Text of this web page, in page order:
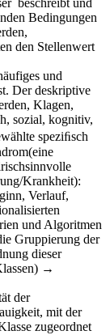
Bedingungen
den Stellenwert
und
Der deskriptive
Klagen,
sozial, kognitiv,
speziﬁsch
Krankheit):
Verlauf,
und Algoritmen
Gruppierung der
dieser
→
der
mit der
zugeordnet